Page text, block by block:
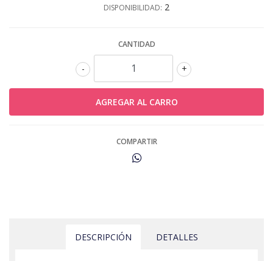
DISPONIBILIDAD: 2
CANTIDAD
+
-
COMPARTIR
DESCRIPCIÓN DETALLES